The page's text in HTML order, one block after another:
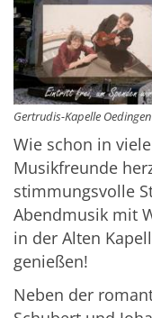
Gertrudis-Kapelle Oedingen
Wie schon in
Musikfreunde
stimmungsvolle
Abendmusik mit
in der Alten
genießen!
Neben der